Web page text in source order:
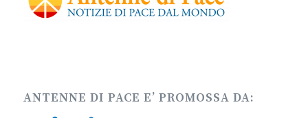
ANTENNE DI PACE E’ PROMOSSA DA: